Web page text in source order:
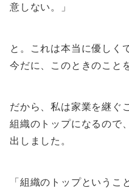
意しない。」
と。これは本当に優しく
今だに、このときのこと
だから、私は家業を継ぐ
組織のトップになるので
出しました。
「組織のトップというこ